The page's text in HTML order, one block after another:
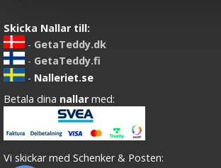
Skicka Nallar till:
- GetaTeddy.dk
- GetaTeddy.fi
- Nalleriet.se
Betala dina nallar med:
Vi skickar med Schenker & Posten: